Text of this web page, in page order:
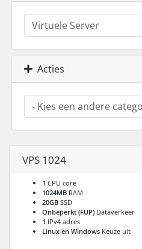
Acties
VPS 1024
1 CPU core
1024MB RAM
20GB SSD
Onbeperkt (FUP) Dataverkeer
1 IPv4 adres
Linux en Windows Keuze uit